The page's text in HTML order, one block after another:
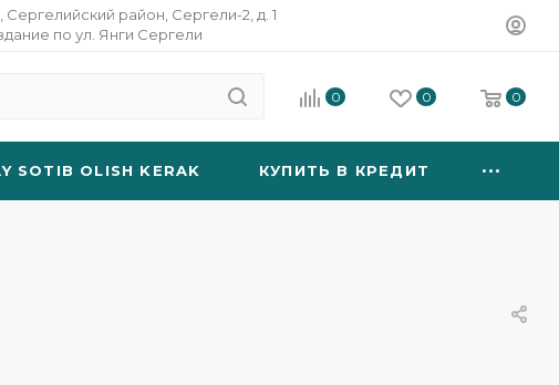
Сергелийский район, Сергели-2, д. 1
по ул. Янги Сергели
0 0 0
SOTIB OLISH KERAK КУПИТЬ В КРЕДИТ